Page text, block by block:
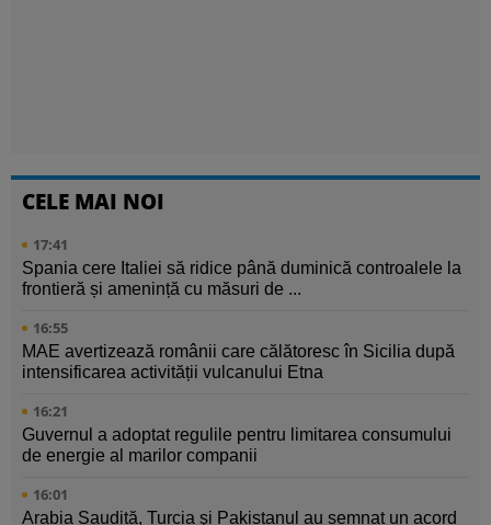
CELE MAI NOI
17:41
Spania cere Italiei să ridice până duminică controalele la
frontieră și amenință cu măsuri de ...
16:55
MAE avertizează românii care călătoresc în Sicilia după
intensificarea activității vulcanului Etna
16:21
Guvernul a adoptat regulile pentru limitarea consumului
de energie al marilor companii
16:01
Arabia Saudită, Turcia şi Pakistanul au semnat un acord